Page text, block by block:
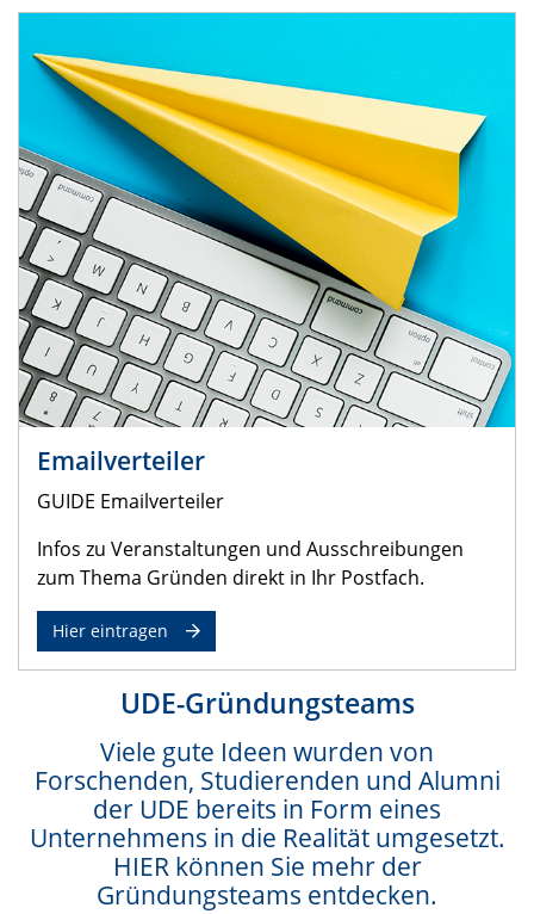
Emailverteiler
GUIDE Emailverteiler
Infos zu Veranstaltungen und Ausschreibungen
zum Thema Gründen direkt in Ihr Postfach.
Hier eintragen
UDE-Gründungsteams
Viele gute Ideen wurden von
Forschenden, Studierenden und Alumni
der UDE bereits in Form eines
Unternehmens in die Realität umgesetzt.
HIER können Sie mehr der
Gründungsteams entdecken.